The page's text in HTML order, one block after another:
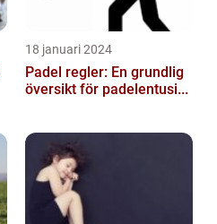
18 januari 2024
Padel regler: En grundlig
översikt för padelentusi...